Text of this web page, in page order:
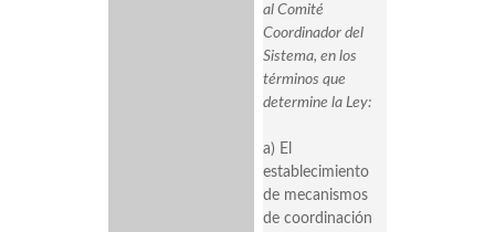
al Comité
Coordinador del
Sistema, en los
términos que
determine la Ley:
a) El
establecimiento
de mecanismos
de coordinación